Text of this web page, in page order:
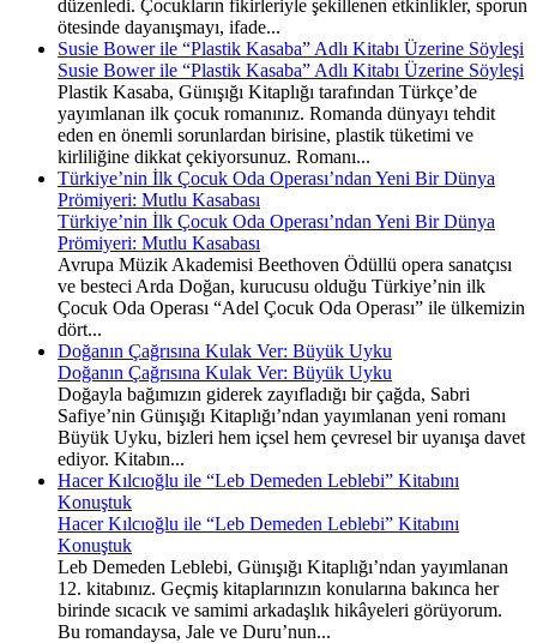
düzenledi. Çocukların fikirleriyle şekillenen etkinlikler, sporun
ötesinde dayanışmayı, ifade...
Susie Bower ile “Plastik Kasaba” Adlı Kitabı Üzerine Söyleşi
Susie Bower ile “Plastik Kasaba” Adlı Kitabı Üzerine Söyleşi
Plastik Kasaba, Günışığı Kitaplığı tarafından Türkçe’de
yayımlanan ilk çocuk romanınız. Romanda dünyayı tehdit
eden en önemli sorunlardan birisine, plastik tüketimi ve
kirliliğine dikkat çekiyorsunuz. Romanı...
Türkiye’nin İlk Çocuk Oda Operası’ndan Yeni Bir Dünya
Prömiyeri: Mutlu Kasabası
Türkiye’nin İlk Çocuk Oda Operası’ndan Yeni Bir Dünya
Prömiyeri: Mutlu Kasabası
Avrupa Müzik Akademisi Beethoven Ödüllü opera sanatçısı
ve besteci Arda Doğan, kurucusu olduğu Türkiye’nin ilk
Çocuk Oda Operası “Adel Çocuk Oda Operası” ile ülkemizin
dört...
Doğanın Çağrısına Kulak Ver: Büyük Uyku
Doğanın Çağrısına Kulak Ver: Büyük Uyku
Doğayla bağımızın giderek zayıfladığı bir çağda, Sabri
Safiye’nin Günışığı Kitaplığı’ndan yayımlanan yeni romanı
Büyük Uyku, bizleri hem içsel hem çevresel bir uyanışa davet
ediyor. Kitabın...
Hacer Kılcıoğlu ile “Leb Demeden Leblebi” Kitabını
Konuştuk
Hacer Kılcıoğlu ile “Leb Demeden Leblebi” Kitabını
Konuştuk
Leb Demeden Leblebi, Günışığı Kitaplığı’ndan yayımlanan
12. kitabınız. Geçmiş kitaplarınızın konularına bakınca her
birinde sıcacık ve samimi arkadaşlık hikâyeleri görüyorum.
Bu romandaysa, Jale ve Duru’nun...